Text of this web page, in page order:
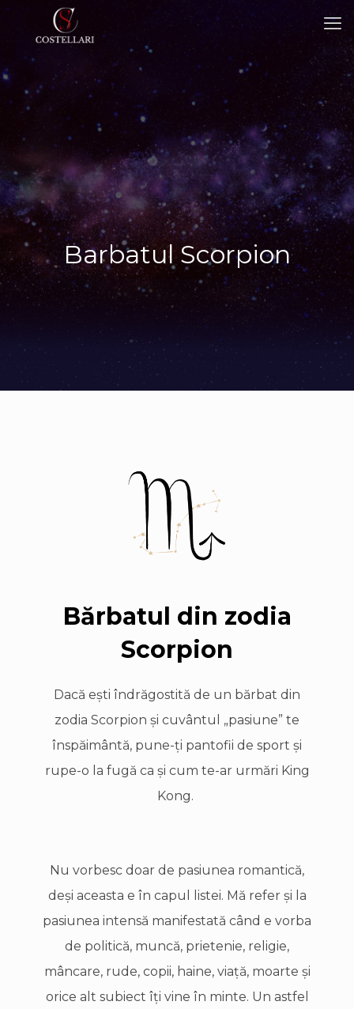
Barbatul Scorpion
Bărbatul din zodia
Scorpion
Dacă eşti îndrăgostită de un bărbat din
zodia Scorpion şi cuvântul „pasiune” te
înspăimântă, pune-ţi pantofii de sport şi
rupe-o la fugă ca şi cum te-ar urmări King
Kong.
Nu vorbesc doar de pasiunea romantică,
deşi aceasta e în capul listei. Mă refer şi la
pasiunea intensă manifestată când e vorba
de politică, muncă, prietenie, religie,
mâncare, rude, copii, haine, viaţă, moarte şi
orice alt subiect îţi vine în minte. Un astfel